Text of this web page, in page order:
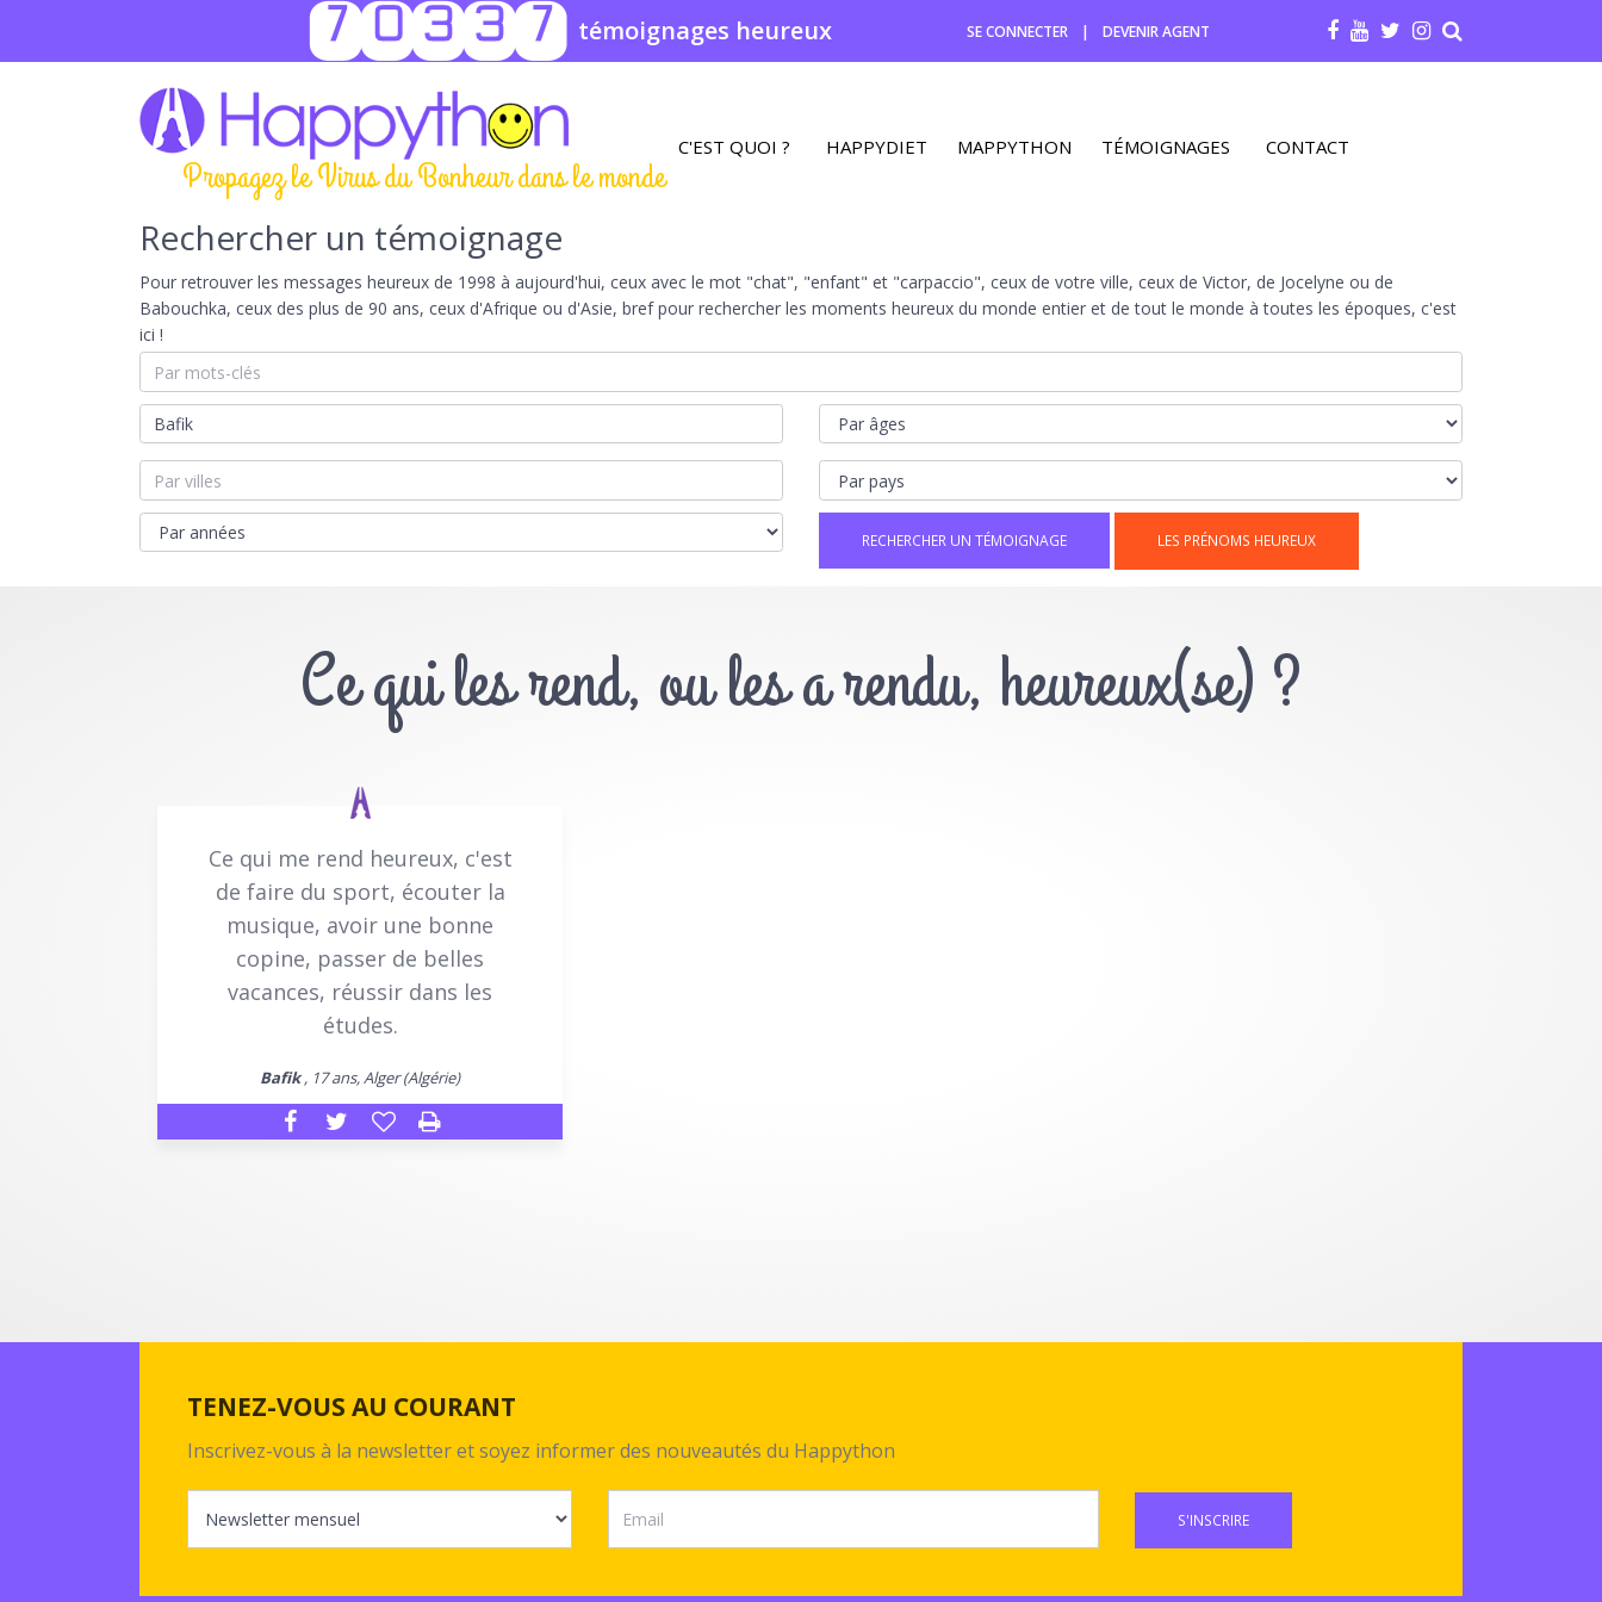
70337 témoignages heureux SE CONNECTER | DEVENIR AGENT
Propagez le Virus du Bonheur dans le monde
C'EST QUOI ? HAPPYDIET MAPPYTHON TÉMOIGNAGES CONTACT
Rechercher un témoignage
Pour retrouver les messages heureux de 1998 à aujourd'hui, ceux avec le mot "chat", "enfant" et "carpaccio", ceux de votre ville, ceux de Victor, de Jocelyne ou de
Babouchka, ceux des plus de 90 ans, ceux d'Afrique ou d'Asie, bref pour rechercher les moments heureux du monde entier et de tout le monde à toutes les époques, c'est
ici !
LES PRÉNOMS HEUREUX
Ce qui les rend, ou les a rendu, heureux(se) ?
Ce qui me rend heureux, c'est
de faire du sport, écouter la
musique, avoir une bonne
copine, passer de belles
vacances, réussir dans les
études.
Bafik, 17 ans, Alger (Algérie)
TENEZ-VOUS AU COURANT
Inscrivez-vous à la newsletter et soyez informer des nouveautés du Happython
S'INSCRIRE